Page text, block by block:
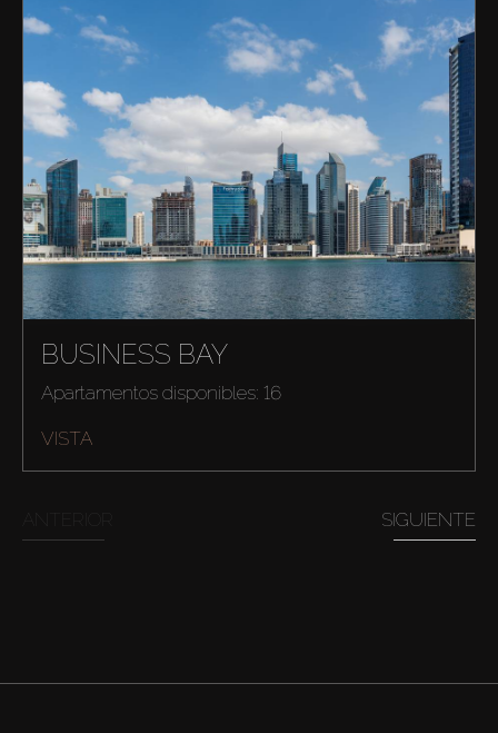
BUSINESS BAY
Apartamentos disponibles: 16
VISTA
SIGUIENTE